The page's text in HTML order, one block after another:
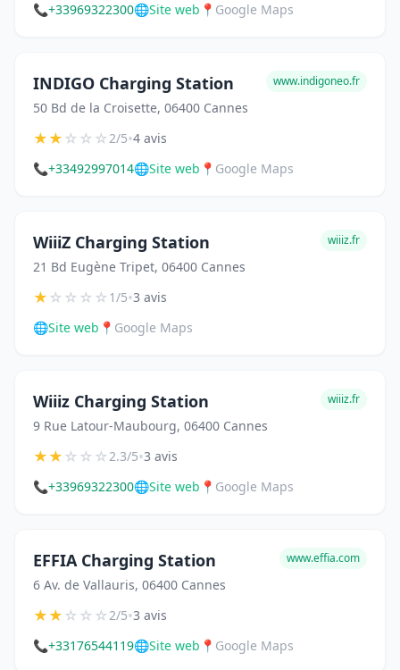
📞+33969322300🌐Site web 📍 Google Maps
INDIGO Charging Station
50 Bd de la Croisette, 06400 Cannes
www.indigoneo.fr
★★☆☆☆2/5•4 avis
📞+33492997014🌐Site web 📍 Google Maps
WiiiZ Charging Station
21 Bd Eugène Tripet, 06400 Cannes
wiiiz.fr
★☆☆☆☆1/5•3 avis
🌐Site web 📍 Google Maps
Wiiiz Charging Station
9 Rue Latour-Maubourg, 06400 Cannes
wiiiz.fr
★★☆☆☆2.3/5•3 avis
📞+33969322300🌐Site web 📍 Google Maps
EFFIA Charging Station
6 Av. de Vallauris, 06400 Cannes
www.effia.com
★★☆☆☆2/5•3 avis
📞+33176544119🌐Site web 📍 Google Maps